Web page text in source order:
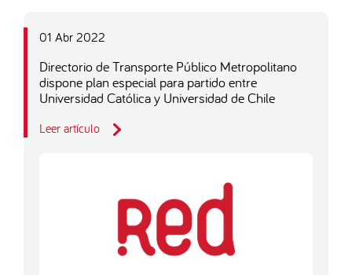
01 Abr 2022
Directorio de Transporte Público Metropolitano
dispone plan especial para partido entre
Universidad Católica y Universidad de Chile
Leer artículo